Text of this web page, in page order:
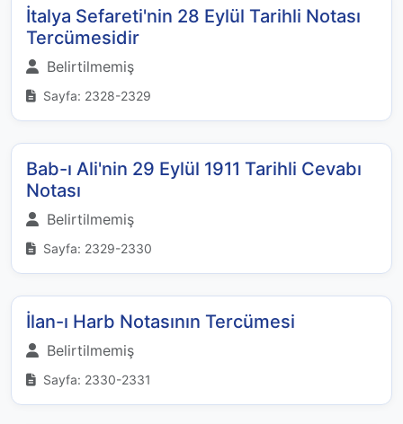
İtalya Sefareti'nin 28 Eylül Tarihli Notası
Tercümesidir
Belirtilmemiş
Sayfa: 2328-2329
Bab-ı Ali'nin 29 Eylül 1911 Tarihli Cevabı
Notası
Belirtilmemiş
Sayfa: 2329-2330
İlan-ı Harb Notasının Tercümesi
Belirtilmemiş
Sayfa: 2330-2331